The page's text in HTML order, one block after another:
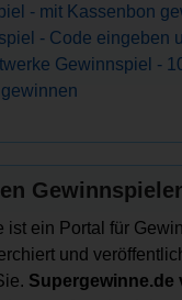
- mit Kassenbon
- Code eingeben
Gewinnspiel -
ist ein Portal für
und
Supergewinne.de